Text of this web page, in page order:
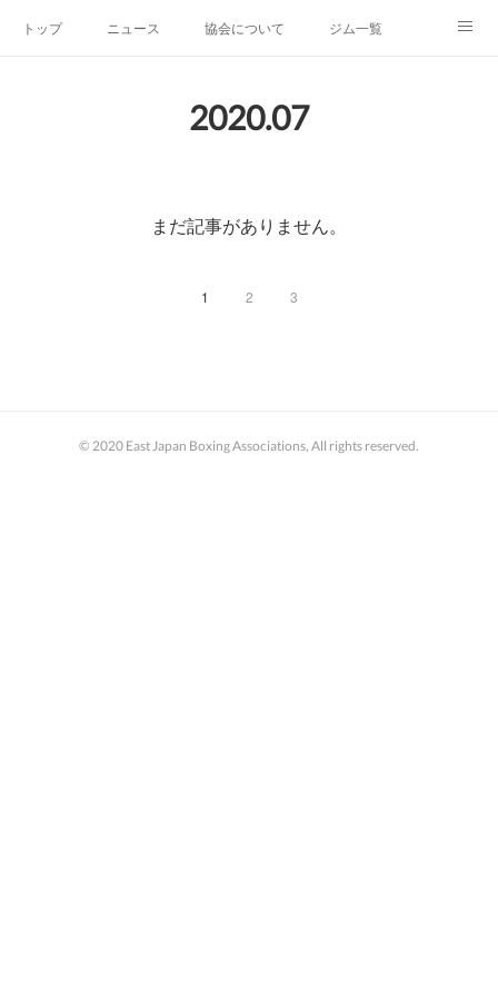
トップ ニュース 協会について ジム一覧
2020.07
まだ記事がありません。
1 2 3
© 2020 East Japan Boxing Associations, All rights reserved.